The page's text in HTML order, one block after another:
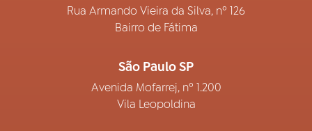
Rua Armando Vieira da Silva, nº 126
Bairro de Fátima
São Paulo SP
Avenida Mofarrej, nº 1.200
Vila Leopoldina